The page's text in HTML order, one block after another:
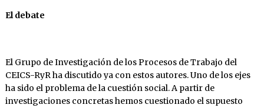
El debate
El Grupo de Investigación de los Procesos de Trabajo del
CEICS-RyR ha discutido ya con estos autores. Uno de los ejes
ha sido el problema de la cuestión social. A partir de
investigaciones concretas hemos cuestionado el supuesto